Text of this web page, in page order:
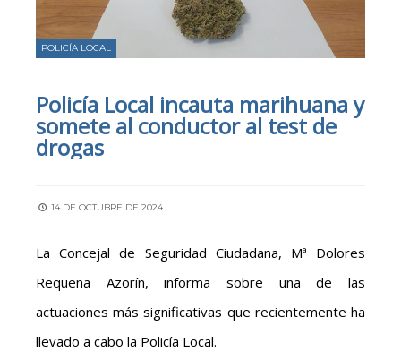
POLICÍA LOCAL
Policía Local incauta marihuana y
somete al conductor al test de
drogas
14 DE OCTUBRE DE 2024
La Concejal de Seguridad Ciudadana, Mª Dolores
Requena Azorín, informa sobre una de las
actuaciones más significativas que recientemente ha
llevado a cabo la Policía Local.